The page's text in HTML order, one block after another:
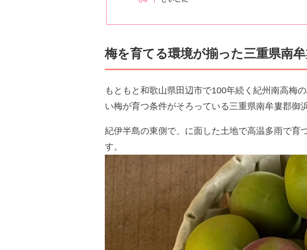
梅を育てる環境が揃った三重県南
もともと和歌山県田辺市で100年続く紀州南高梅
い梅が育つ条件がそろっている三重県南牟婁郡御
紀伊半島の東側で、に面した土地で高温多雨で育
す。